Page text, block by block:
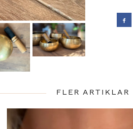
FLER ARTIKLAR